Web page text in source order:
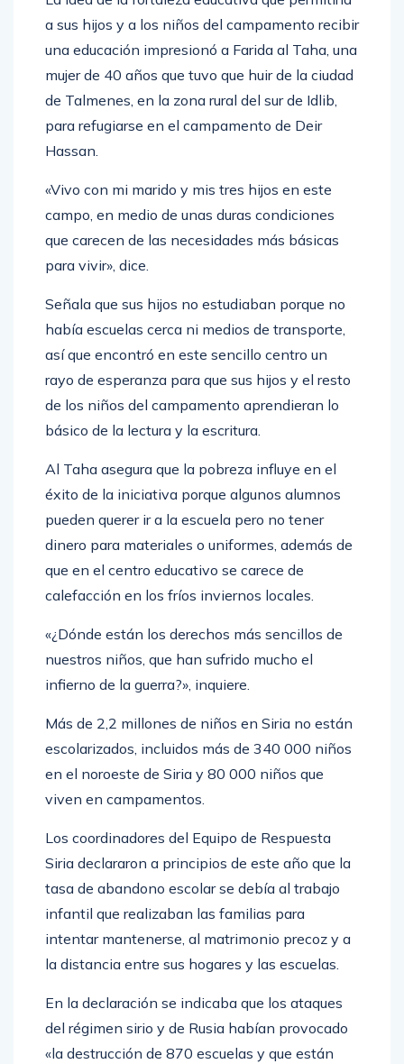
a sus hijos y a los niños del campamento recibir
una educación impresionó a Farida al Taha, una
mujer de 40 años que tuvo que huir de la ciudad
de Talmenes, en la zona rural del sur de Idlib,
para refugiarse en el campamento de Deir
Hassan.
«Vivo con mi marido y mis tres hijos en este
campo, en medio de unas duras condiciones
que carecen de las necesidades más básicas
para vivir», dice.
Señala que sus hijos no estudiaban porque no
había escuelas cerca ni medios de transporte,
así que encontró en este sencillo centro un
rayo de esperanza para que sus hijos y el resto
de los niños del campamento aprendieran lo
básico de la lectura y la escritura.
Al Taha asegura que la pobreza influye en el
éxito de la iniciativa porque algunos alumnos
pueden querer ir a la escuela pero no tener
dinero para materiales o uniformes, además de
que en el centro educativo se carece de
calefacción en los fríos inviernos locales.
«¿Dónde están los derechos más sencillos de
nuestros niños, que han sufrido mucho el
infierno de la guerra?», inquiere.
Más de 2,2 millones de niños en Siria no están
escolarizados, incluidos más de 340 000 niños
en el noroeste de Siria y 80 000 niños que
viven en campamentos.
Los coordinadores del Equipo de Respuesta
Siria declararon a principios de este año que la
tasa de abandono escolar se debía al trabajo
infantil que realizaban las familias para
intentar mantenerse, al matrimonio precoz y a
la distancia entre sus hogares y las escuelas.
En la declaración se indicaba que los ataques
del régimen sirio y de Rusia habían provocado
«la destrucción de 870 escuelas y que están